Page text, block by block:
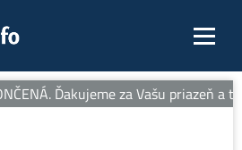
Ďakujeme za Vašu priazeň a